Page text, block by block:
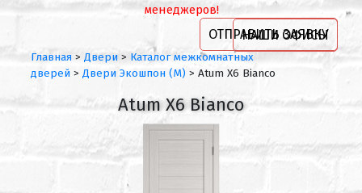
менеджеров!
ОТПРАВИТЬ ЗАЯВКУ
НАШИ ОФИСЫ
Главная > Двери > Каталог межкомнатных
дверей > Двери Экошпон (М) > Atum X6 Bianco
Atum X6 Bianco